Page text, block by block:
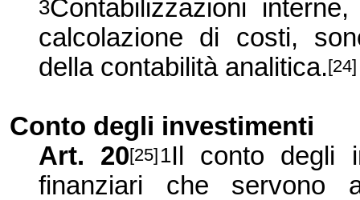
3Contabilizzazioni
calcolazione di costi,
della contabilità analitica.[24]
Conto degli investimenti
Art. 20[25] 1Il conto degli
finanziari che servono